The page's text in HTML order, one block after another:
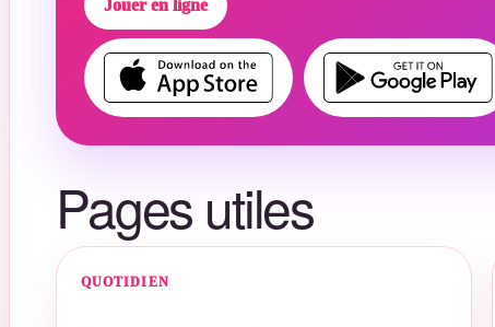
Jouer en ligne
Pages utiles
QUOTIDIEN